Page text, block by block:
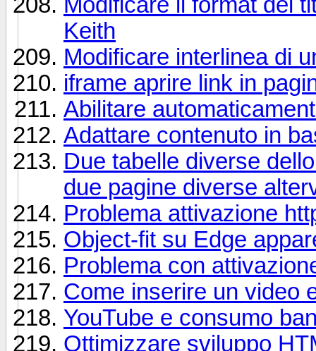
Keith
Modificare interlinea di
iframe aprire link in
Abilitare
Adattare contenuto in
Due tabelle diverse
due pagine diverse
Problema attivazione
Object-fit su Edge
Problema con
Come inserire un video
YouTube e consumo
Ottimizzare sviluppo